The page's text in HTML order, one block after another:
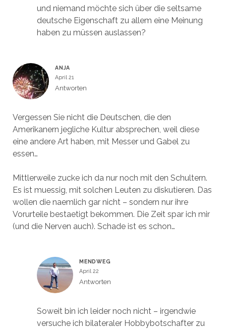
und niemand möchte sich über die seltsame
deutsche Eigenschaft zu allem eine Meinung
haben zu müssen auslassen?
ANJA
April 21
Antworten
Vergessen Sie nicht die Deutschen, die den
Amerikanern jegliche Kultur absprechen, weil diese
eine andere Art haben, mit Messer und Gabel zu
essen…
Mittlerweile zucke ich da nur noch mit den Schultern.
Es ist muessig, mit solchen Leuten zu diskutieren. Das
wollen die naemlich gar nicht – sondern nur ihre
Vorurteile bestaetigt bekommen. Die Zeit spar ich mir
(und die Nerven auch). Schade ist es schon…
MENDWEG
April 22
Antworten
Soweit bin ich leider noch nicht – irgendwie
versuche ich bilateraler Hobbybotschafter zu